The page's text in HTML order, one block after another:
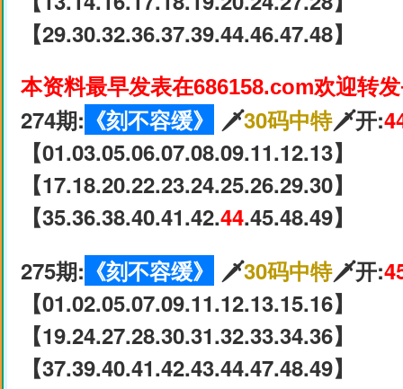
【29.30.32.36.37.39.44.46.47.48】
本资料最早发表在686158.com欢迎转
274期: 《刻不容缓》 🗡30码中特🗡开:
【01.03.05.06.07.08.09.11.12.13】
【17.18.20.22.23.24.25.26.29.30】
【35.36.38.40.41.42.44.45.48.49】
275期: 《刻不容缓》 🗡30码中特🗡开:
【01.02.05.07.09.11.12.13.15.16】
【19.24.27.28.30.31.32.33.34.36】
【37.39.40.41.42.43.44.47.48.49】